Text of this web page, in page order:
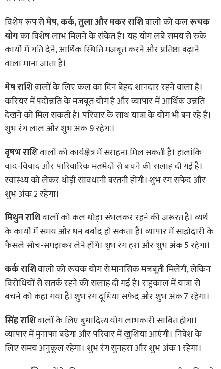
विशेष रूप सेमेष, कर्क, तुला और मकर राशिवालों को कलरूचक
योगका विशेष लाभ मिलने के संकेत हैं। यह योग लंबे समय से रुके
कार्यों में गति देने, आर्थिक स्थिति मजबूत करने और प्रतिष्ठा बढ़ाने
वाला माना जाता है।
मेष राशिवालों के लिए कल का दिन बेहद शानदार रहने वाला है।
करियर में पदोन्नति के मजबूत योग हैं और व्यापार में आर्थिक उन्नति
देखने को मिल सकती है। परिवार के साथ यात्रा के योग भी बन रहे हैं।
शुभ रंग लाल और शुभ अंक 9 रहेगा।
वृषभ राशिवालों को कार्यक्षेत्र में सराहना मिल सकती है। हालांकि
वाद-विवाद और पारिवारिक मतभेदों से बचने की सलाह दी गई है।
स्वास्थ्य को लेकर थोड़ी सावधानी बरतनी होगी। शुभ रंग सफेद और
शुभ अंक 2 रहेगा।
मिथुन राशिवालों को कल थोड़ा संभलकर रहने की जरूरत है। व्यर्थ
के कार्यों में समय और धन बर्बाद हो सकता है। व्यापार में साझेदारी के
फैसले सोच-समझकर लेने होंगे। शुभ रंग हरा और शुभ अंक 5 रहेगा।
कर्क राशिवालों को रूचक योग से मानसिक मजबूती मिलेगी, लेकिन
विरोधियों से सतर्क रहने की सलाह दी गई है। राहुकाल में यात्रा से
बचने को कहा गया है। शुभ रंग दूधिया सफेद और शुभ अंक 7 रहेगा।
सिंह राशिवालों के लिए बुधादित्य योग लाभकारी साबित होगा।
व्यापार में मुनाफा बढ़ेगा और परिवार में खुशियां आएंगी। निवेश के
लिए समय अनुकूल रहेगा। शुभ रंग सुनहरा और शुभ अंक 1 रहेगा।